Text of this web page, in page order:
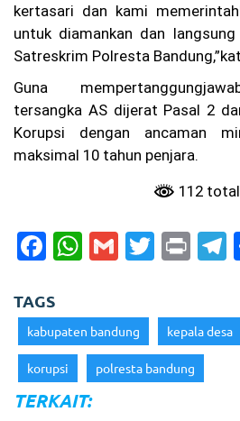
un
g
Pr
ot
es
La
pa
ng
l
ik
hi
al
a
m,
kertasari dan kami
untuk diamankan dan
Satreskrim Polresta
Guna
tersangka AS dijerat Pasal 2
Korupsi dengan ancaman
maksimal 10 tahun penjara.
112
F
a
c
e
b
o
W
h
ts
A
p
G
m
l
T
w
er
Pr
in
gr
TAGS
kabupaten bandung kepala desa
korupsi polresta bandung
TERKAIT: